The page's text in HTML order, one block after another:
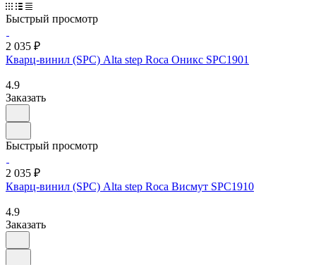
Быстрый просмотр
2 035 ₽
Кварц-винил (SPC) Alta step Roca Оникс SPC1901
4.9
Заказать
Быстрый просмотр
2 035 ₽
Кварц-винил (SPC) Alta step Roca Висмут SPC1910
4.9
Заказать